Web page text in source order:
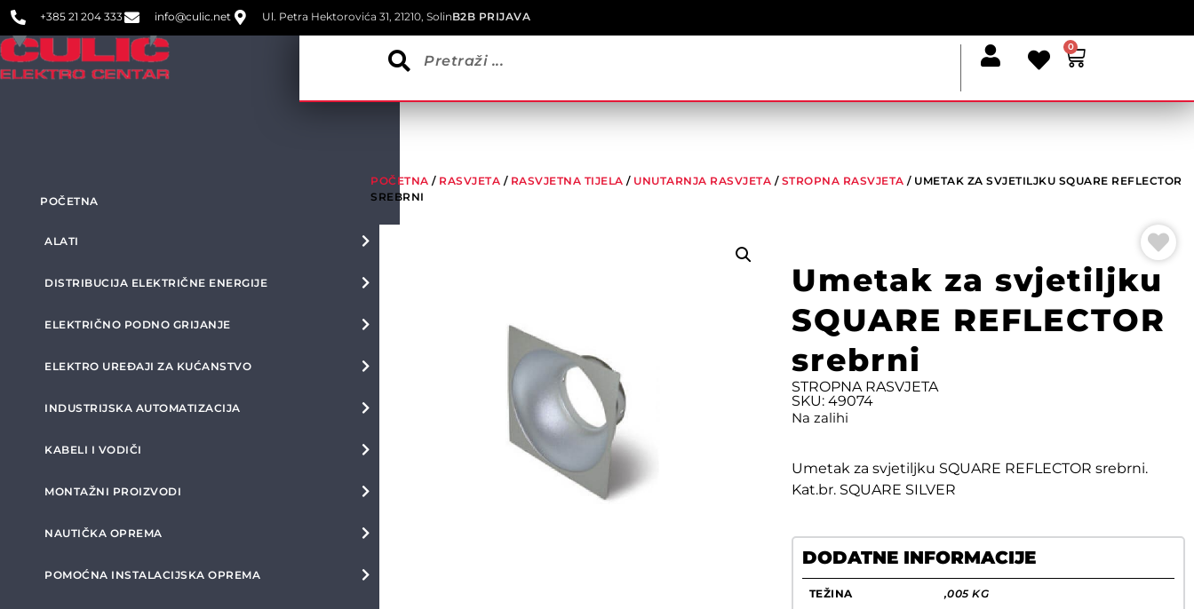
+385 21 204 333 info@culic.net Ul. Petra Hektorovića 31, 21210, SolinB2B PRIJAVA
0
POČETNA
ALATI
DISTRIBUCIJA ELEKTRIČNE ENERGIJE
ELEKTRIČNO PODNO GRIJANJE
ELEKTRO UREĐAJI ZA KUĆANSTVO
INDUSTRIJSKA AUTOMATIZACIJA
KABELI I VODIČI
MONTAŽNI PROIZVODI
NAUTIČKA OPREMA
POMOĆNA INSTALACIJSKA OPREMA
POČETNA / RASVJETA / RASVJETNA TIJELA / UNUTARNJA RASVJETA / STROPNA RASVJETA / UMETAK ZA SVJETILJKU SQUARE REFLECTOR
SREBRNI
Umetak za svjetiljku
SQUARE REFLECTOR
srebrni
STROPNA RASVJETA
SKU: 49074
Na zalihi
Umetak za svjetiljku SQUARE REFLECTOR srebrni.
Kat.br. SQUARE SILVER
DODATNE INFORMACIJE
TEŽINA ,005 KG